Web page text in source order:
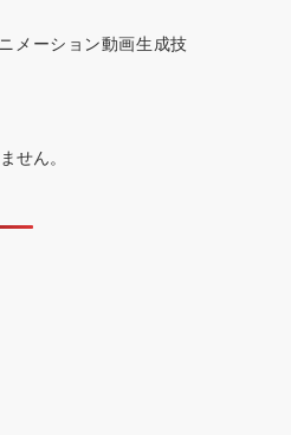
メーション動画生成技
せん。